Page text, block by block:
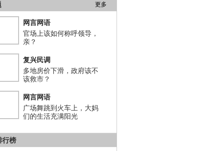
更多
网言网语
官场上该如何称呼领导，
亲？
复兴民调
多地房价下滑，政府该不
该救市？
网言网语
广场舞跳到火车上，大妈
们的生活充满阳光
行榜